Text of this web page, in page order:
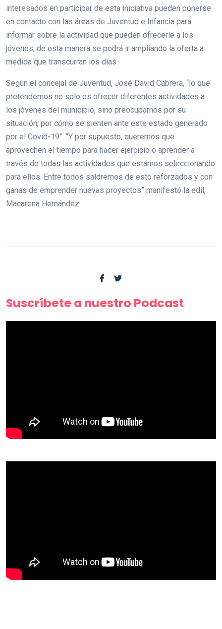
interesados en participar de esta iniciativa pueden ponerse
en contacto con las áreas de Juventud e Infancia para
informar sobre la actividad que pueden ofrecerle a los
jóvenes, de esta manera se podrá ir ampliando la oferta a
medida que transcurran los días.
Según el concejal de Juventud, José David Cabrera, “lo que
pretendemos no solo es ofrecer diferentes actividades a
los jóvenes del municipio, sino preocuparnos por su
situación, por cómo se sienten ante este estado generado
por el Covid-19”. “Y por supuesto, queremos que
aprovechen el tiempo para hacer ejercicio o aprender a
través de todas las actividades que estamos seleccionando
para ellos. Entre todos saldremos de esto reforzados y con
ganas de emprender nuevas proyectos” manifestó la edil,
Macarena Hernández.
Suscríbete a nuestro Podcast